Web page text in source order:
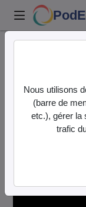
Nous utilisons
(barre de
etc.), gérer la
trafic